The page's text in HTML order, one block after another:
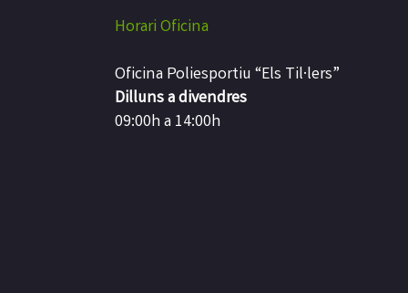
Horari Oficina
Oficina Poliesportiu “Els Til·lers”
Dilluns a divendres
09:00h a 14:00h